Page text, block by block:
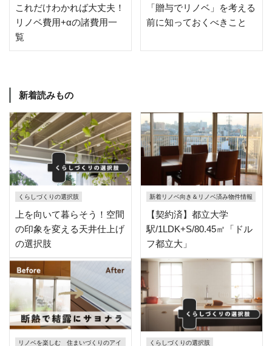
これだけわかれば大丈夫！
リノベ費用+αの諸費用一
覧
「贈与でリノベ」を考える
前に知っておくべきこと
新着読みもの
くらしづくりの選択肢
上を向いて暮らそう！空間
の印象を変える天井仕上げ
の選択肢
新着リノベ向き＆リノベ済み物件情報
【契約済】都立大学
駅/1LDK+S/80.45㎡「ドル
フ都立大」
リノベを楽しむ 住まいづくりのアイ
くらしづくりの選択肢